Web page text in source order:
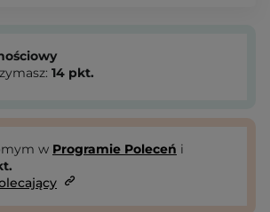
14 pkt.
w Programie Poleceń i